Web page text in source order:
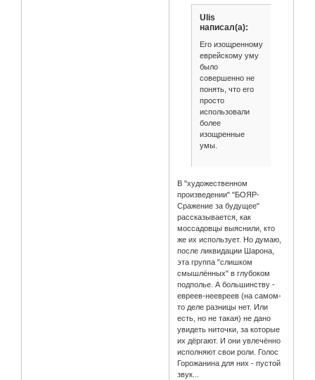
Ulis
написал(а):
Его изощренному
еврейскому уму
было
совершенно не
понять, что его
просто
использовали
более
изощренные
умы.
В "художественном
произведении" "БОЯР-
Сражение за будущее"
рассказывается, как
моссадовцы выяснили, кто
же их использует. Но думаю,
после ликвидации Шарона,
эта группа "слишком
смышлённых" в глубоком
подполье. А большинству -
евреев-неевреев (на самом-
то деле разницы нет. Или
есть, но не такая) не дано
увидеть ниточки, за которые
их дёргают. И они увлечённо
исполняют свои роли. Голос
Горожанина для них - пустой
звук...